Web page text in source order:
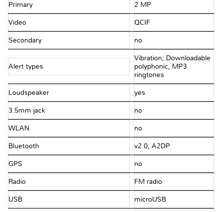
Primary 2 MP
Video QCIF
Secondary no
Alert types
Vibration; Downloadable
polyphonic, MP3
ringtones
Loudspeaker yes
3.5mm jack no
WLAN no
Bluetooth v2.0, A2DP
GPS no
Radio FM radio
USB microUSB